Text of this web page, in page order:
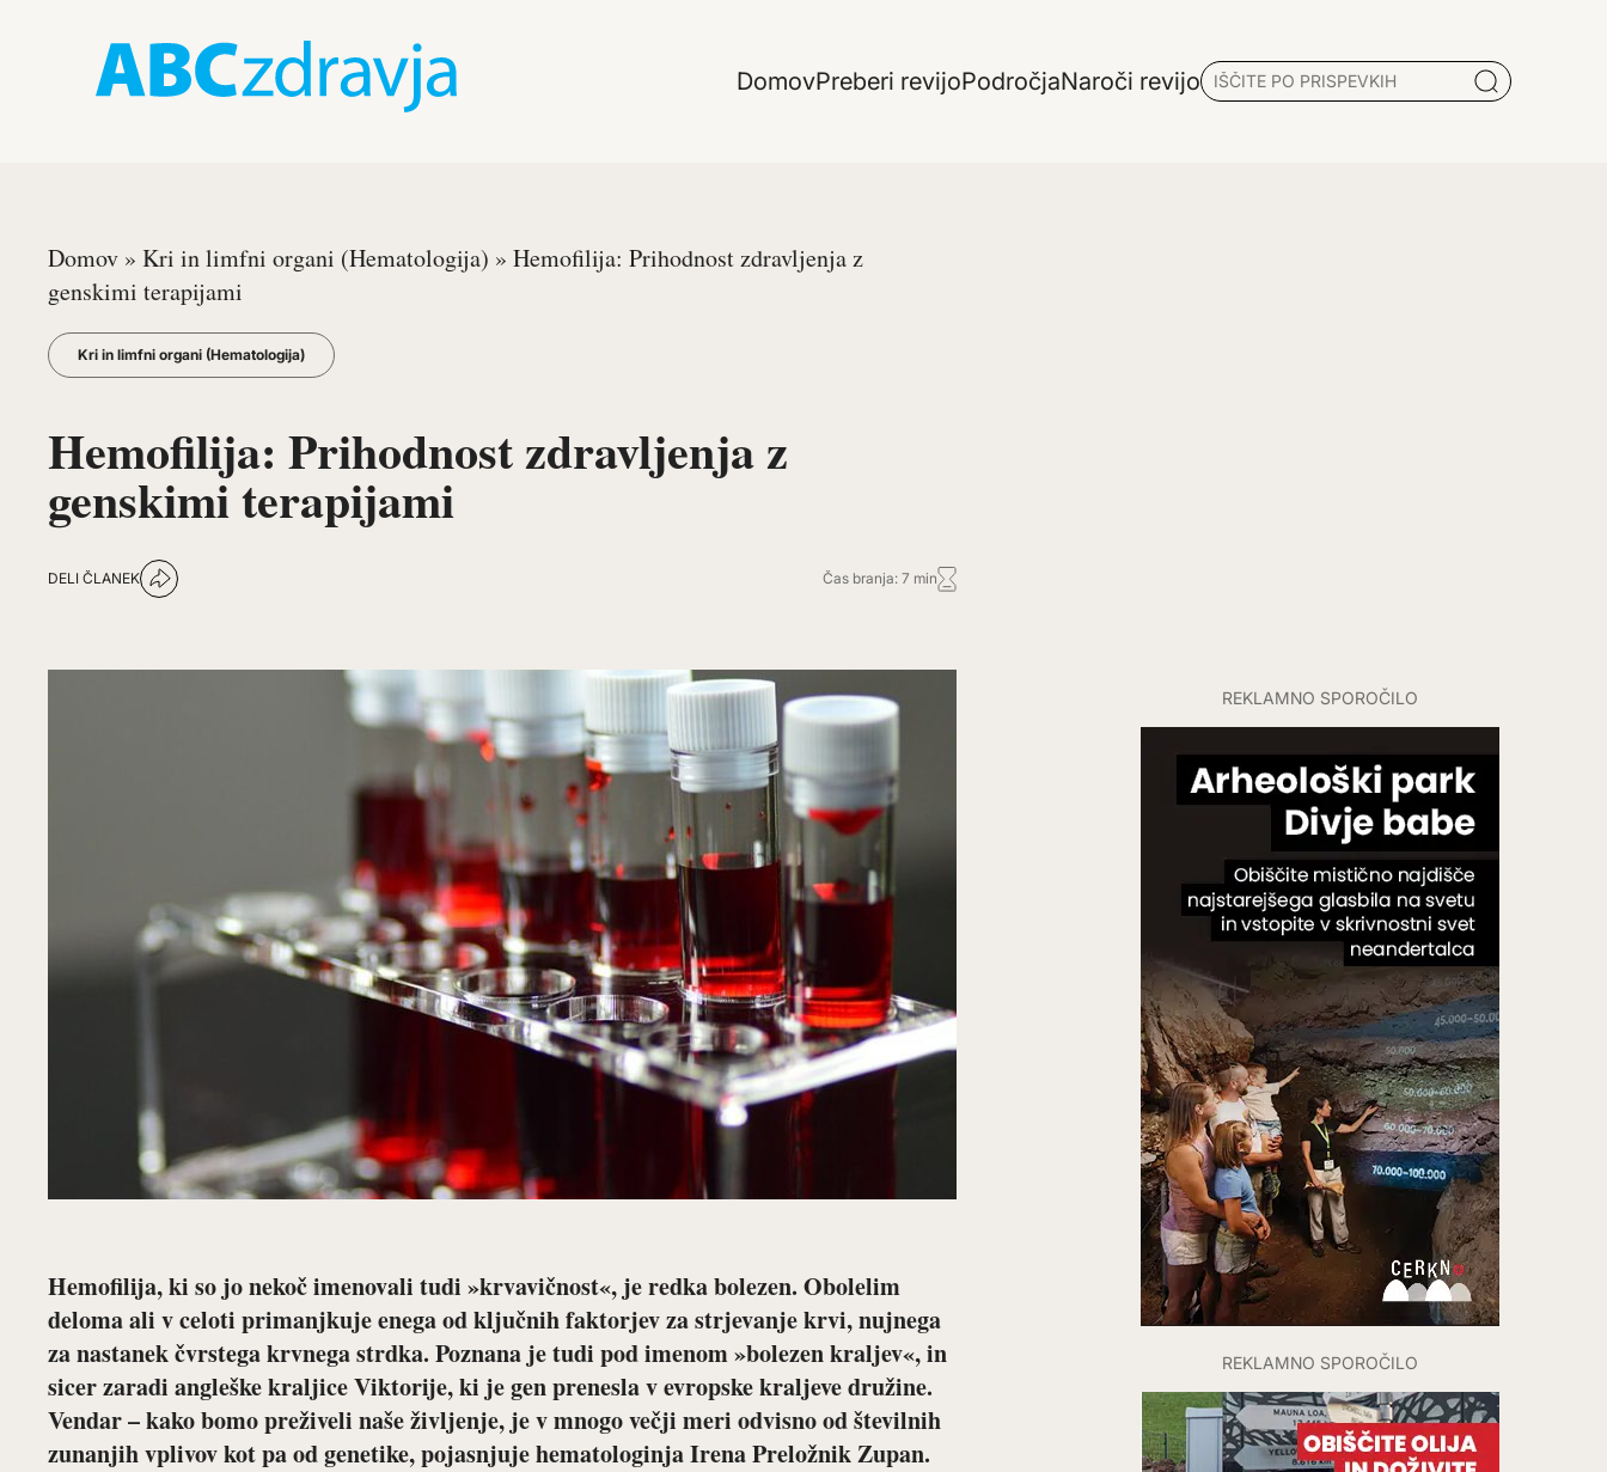
DomovPreberi revijoPodročjaNaroči revijo
Domov » Kri in limfni organi (Hematologija) » Hemofilija: Prihodnost zdravljenja z
genskimi terapijami
Kri in limfni organi (Hematologija)
Hemofilija: Prihodnost zdravljenja z
genskimi terapijami
DELI ČLANEK Čas branja: 7 min
Hemofilija, ki so jo nekoč imenovali tudi »krvavičnost«, je redka bolezen. Obolelim
deloma ali v celoti primanjkuje enega od ključnih faktorjev za strjevanje krvi, nujnega
za nastanek čvrstega krvnega strdka. Poznana je tudi pod imenom»bolezen kraljev«, in
sicer zaradi angleške kraljice Viktorije, ki je gen prenesla v evropske kraljeve družine.
Vendar – kako bomo preživeli naše življenje, je v mnogo večji meri odvisno od številnih
zunanjih vplivov kot pa od genetike, pojasnjuje hematologinja Irena Preložnik Zupan.
REKLAMNO SPOROČILO
REKLAMNO SPOROČILO